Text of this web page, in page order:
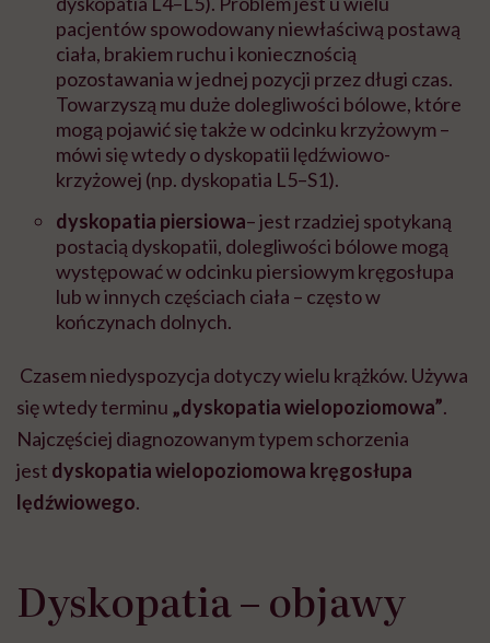
pacjentów spowodowany niewłaściwą postawą
ciała, brakiem ruchu i koniecznością
pozostawania w jednej pozycji przez długi czas.
Towarzyszą mu duże dolegliwości bólowe, które
mogą pojawić się także w odcinku krzyżowym –
mówi się wtedy o dyskopatii lędźwiowo-
krzyżowej (np. dyskopatia L5–S1).
dyskopatia piersiowa– jest rzadziej spotykaną
postacią dyskopatii, dolegliwości bólowe mogą
występować w odcinku piersiowym kręgosłupa
lub w innych częściach ciała – często w
kończynach dolnych.
Czasem niedyspozycja dotyczy wielu krążków. Używa
się wtedy terminu „dyskopatia wielopoziomowa”.
Najczęściej diagnozowanym typem schorzenia
jest dyskopatia wielopoziomowa kręgosłupa
lędźwiowego.
Dyskopatia – objawy